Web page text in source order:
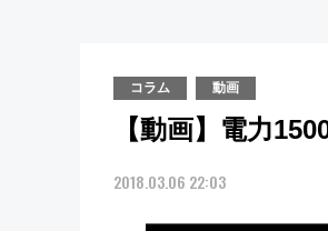
コラム 動画
【動画】電力
2018.03.06 22:03